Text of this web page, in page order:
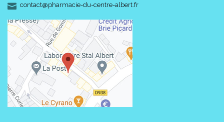
contact-
@-
pharmacie-du-centre-albert.fr